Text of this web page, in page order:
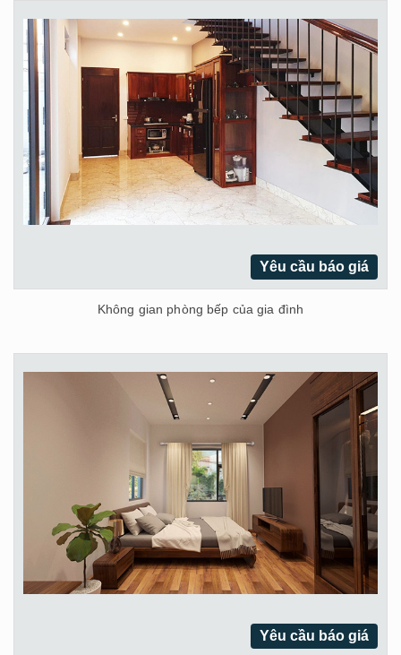
Yêu cầu báo giá
Không gian phòng bếp của gia đình
Yêu cầu báo giá